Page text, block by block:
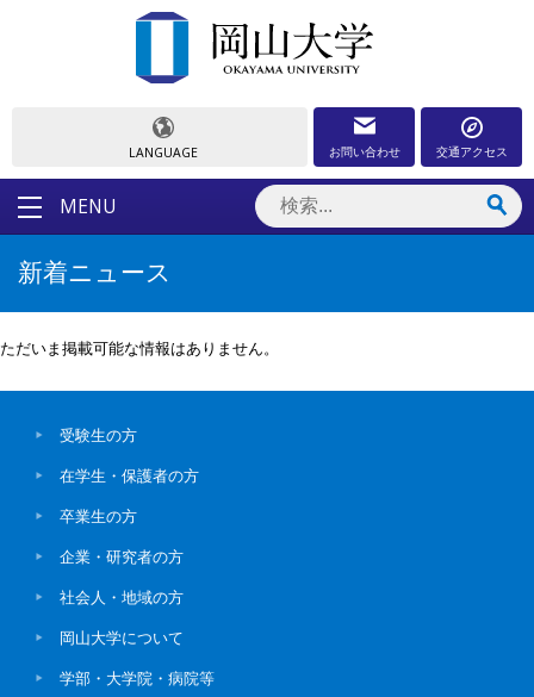
LANGUAGE お問い合わせ 交通アクセス
MENU
新着ニュース
ただいま掲載可能な情報はありません。
受験生の方
在学生・保護者の方
卒業生の方
企業・研究者の方
社会人・地域の方
岡山大学について
学部・大学院・病院等